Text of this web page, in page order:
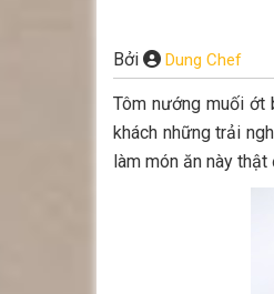
Bởi Dung Chef
Tôm nướng muối
khách những trải
làm món ăn này